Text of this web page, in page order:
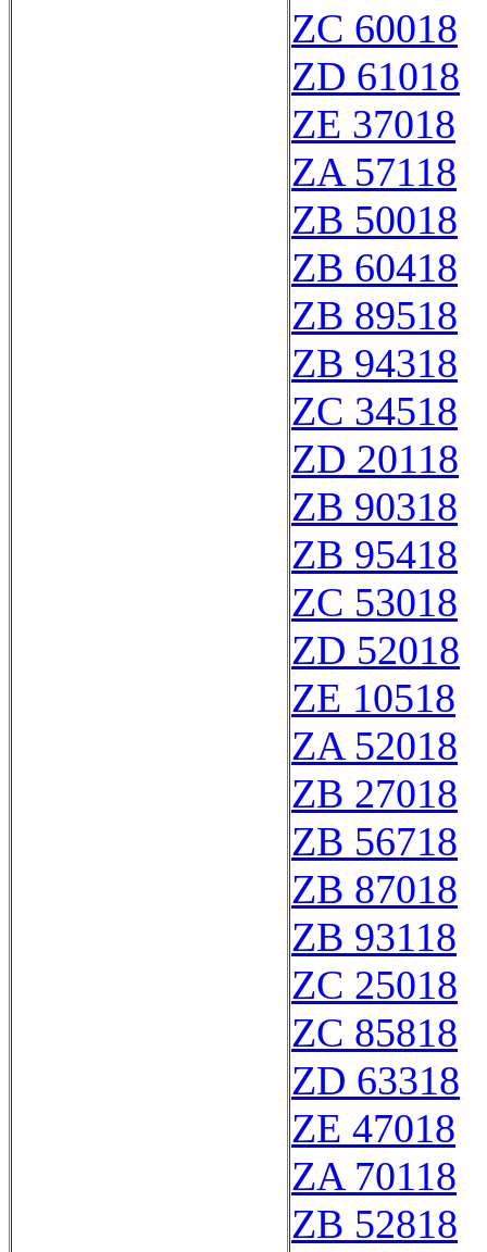
ZC 60018
ZD 61018
ZE 37018
ZA 57118
ZB 50018
ZB 60418
ZB 89518
ZB 94318
ZC 34518
ZD 20118
ZB 90318
ZB 95418
ZC 53018
ZD 52018
ZE 10518
ZA 52018
ZB 27018
ZB 56718
ZB 87018
ZB 93118
ZC 25018
ZC 85818
ZD 63318
ZE 47018
ZA 70118
ZB 52818